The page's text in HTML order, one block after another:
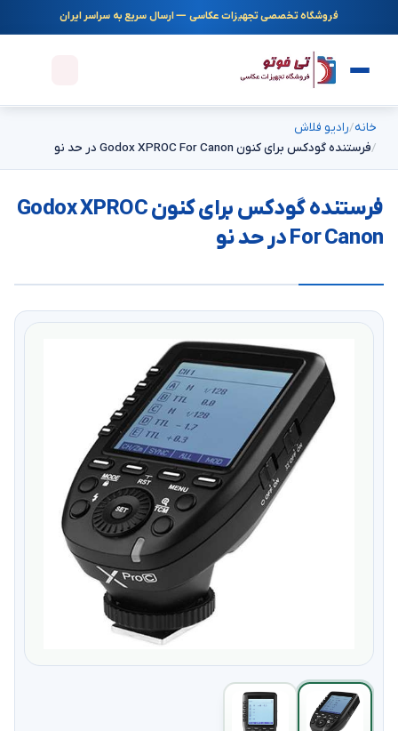
فروشگاه تخصصی تجهیزات عکاسی — ارسال سریع به سراسر ایران
خانه رادیو فلاش
فرستنده گودکس برای کنون Godox XPROC For Canon در حد نو
فرستنده گودکس برای کنون Godox XPROC
For Canon در حد نو